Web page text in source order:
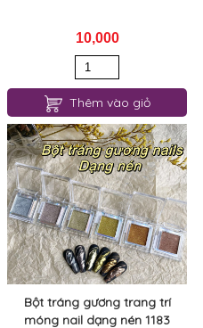
10,000
Thêm vào giỏ
Bột tráng gương trang trí
móng nail dạng nén 1183